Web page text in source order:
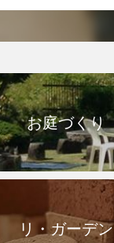
お庭づくり
リ・ガーデン